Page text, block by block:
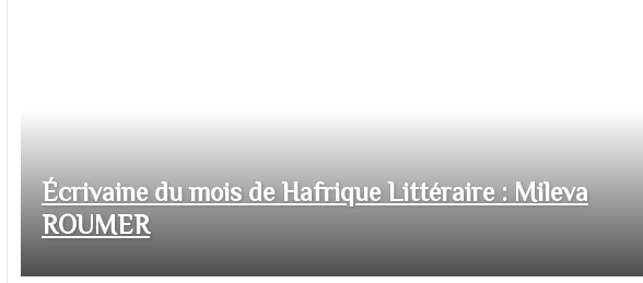
Écrivaine du mois de Hafrique Littéraire : Mileva
ROUMER